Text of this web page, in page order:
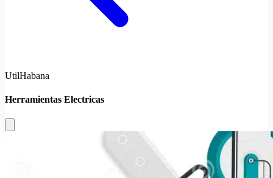
UtilHabana
Herramientas Electricas